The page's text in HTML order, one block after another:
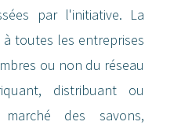
par l'initiative. La
toutes les entreprises
ou non du réseau
distribuant ou
des savons,